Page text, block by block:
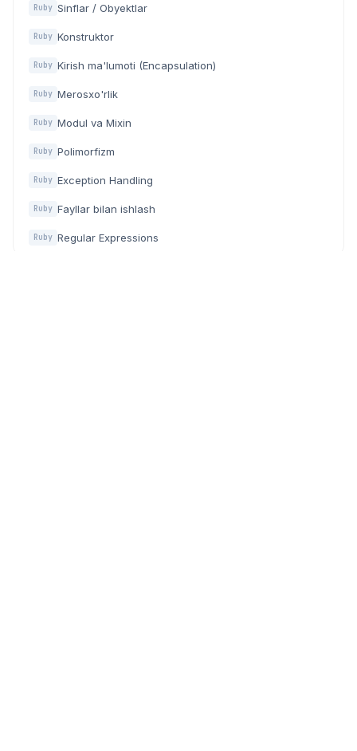
Ruby Sinflar / Obyektlar
Ruby Konstruktor
Ruby Kirish ma'lumoti (Encapsulation)
Ruby Merosxo'rlik
Ruby Modul va Mixin
Ruby Polimorfizm
Ruby Exception Handling
Ruby Fayllar bilan ishlash
Ruby Regular Expressions